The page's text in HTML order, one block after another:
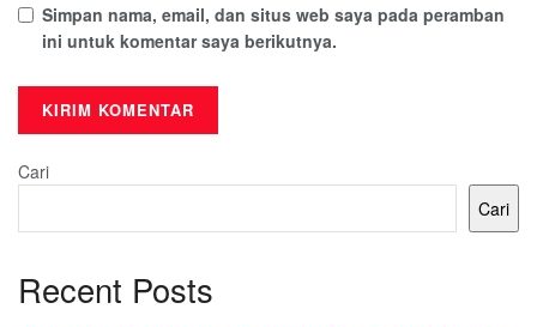
Simpan nama, email, dan situs web saya pada peramban
ini untuk komentar saya berikutnya.
Cari
Cari
Recent Posts